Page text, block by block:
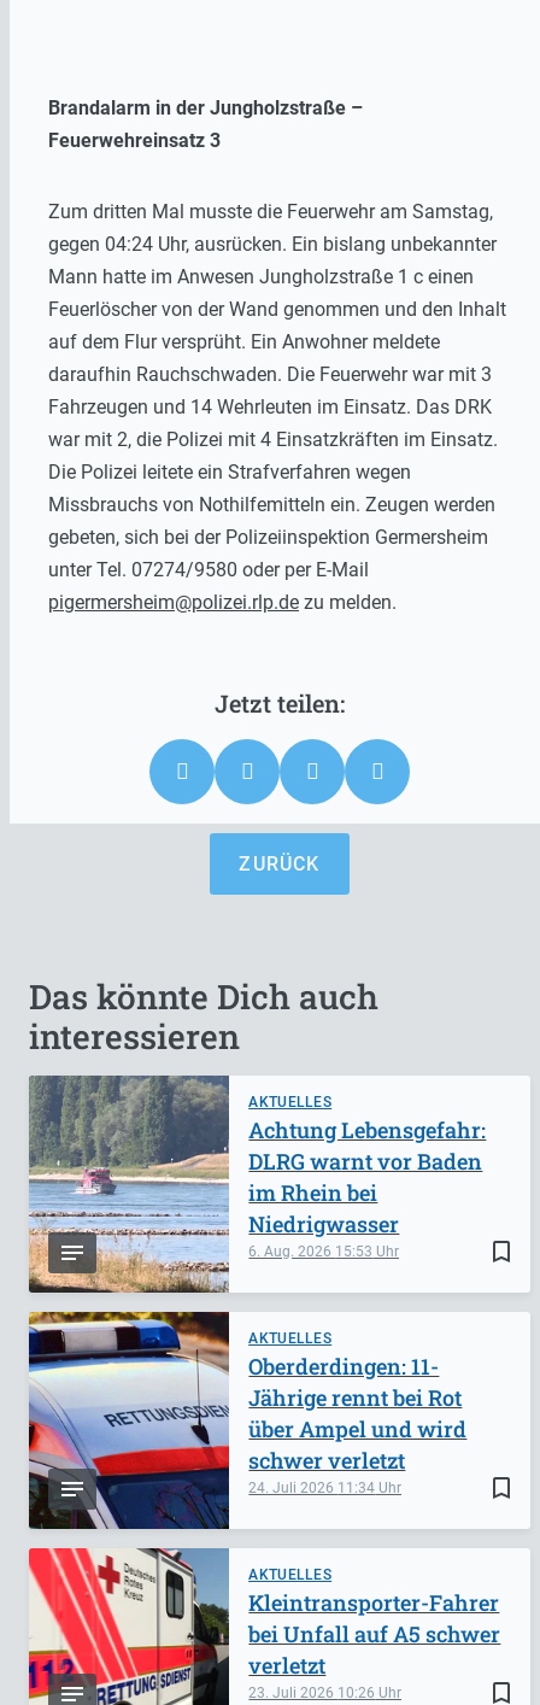
Brandalarm in der Jungholzstraße –
Feuerwehreinsatz 3
Zum dritten Mal musste die Feuerwehr am Samstag,
gegen 04:24 Uhr, ausrücken. Ein bislang unbekannter
Mann hatte im Anwesen Jungholzstraße 1 c einen
Feuerlöscher von der Wand genommen und den Inhalt
auf dem Flur versprüht. Ein Anwohner meldete
daraufhin Rauchschwaden. Die Feuerwehr war mit 3
Fahrzeugen und 14 Wehrleuten im Einsatz. Das DRK
war mit 2, die Polizei mit 4 Einsatzkräften im Einsatz.
Die Polizei leitete ein Strafverfahren wegen
Missbrauchs von Nothilfemitteln ein. Zeugen werden
gebeten, sich bei der Polizeiinspektion Germersheim
unter Tel. 07274/9580 oder per E-Mail
pigermersheim@polizei.rlp.de zu melden.
ZURÜCK
Das könnte Dich auch
interessieren
AKTUELLES
bookmark_border
6. Aug. 2026 15:53
Achtung Lebensgefahr:
DLRG warnt vor Baden
im Rhein bei
Niedrigwasser
AKTUELLES
bookmark_border
24. Juli 2026 11:34
Oberderdingen: 11-
Jährige rennt bei Rot
über Ampel und wird
schwer verletzt
AKTUELLES
bookmark_border
23. Juli 2026 10:26
Kleintransporter-Fahrer
bei Unfall auf A5 schwer
verletzt